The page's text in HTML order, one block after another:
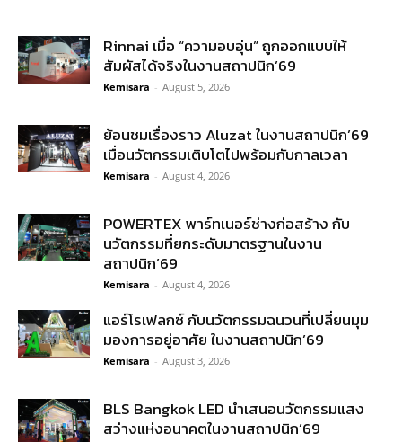
Rinnai เมื่อ “ความอบอุ่น” ถูกออกแบบให้
สัมผัสได้จริงในงานสถาปนิก’69
Kemisara - August 5, 2026
ย้อนชมเรื่องราว Aluzat ในงานสถาปนิก’69
เมื่อนวัตกรรมเติบโตไปพร้อมกับกาลเวลา
Kemisara - August 4, 2026
POWERTEX พาร์ทเนอร์ช่างก่อสร้าง กับ
นวัตกรรมที่ยกระดับมาตรฐานในงาน
สถาปนิก’69
Kemisara - August 4, 2026
แอร์โรเฟลกซ์ กับนวัตกรรมฉนวนที่เปลี่ยนมุม
มองการอยู่อาศัย ในงานสถาปนิก’69
Kemisara - August 3, 2026
BLS Bangkok LED นำเสนอนวัตกรรมแสง
สว่างแห่งอนาคตในงานสถาปนิก’69